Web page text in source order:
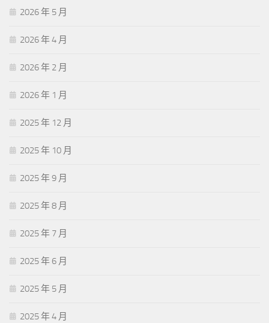
2026 年 5 月
2026 年 4 月
2026 年 2 月
2026 年 1 月
2025 年 12 月
2025 年 10 月
2025 年 9 月
2025 年 8 月
2025 年 7 月
2025 年 6 月
2025 年 5 月
2025 年 4 月